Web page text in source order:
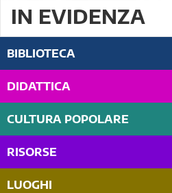
IN EVIDENZA
BIBLIOTECA
DIDATTICA
CULTURA POPOLARE
RISORSE
LUOGHI